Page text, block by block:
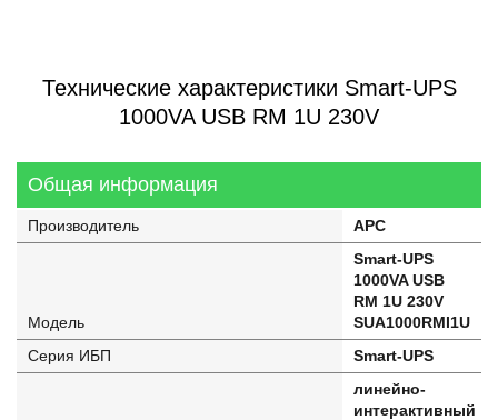
Технические характеристики Smart-UPS
1000VA USB RM 1U 230V
Общая информация
Производитель APC
Модель
Smart-UPS
1000VA USB
RM 1U 230V
SUA1000RMI1U
Серия ИБП
Smart-UPS
линейно-
интерактивный